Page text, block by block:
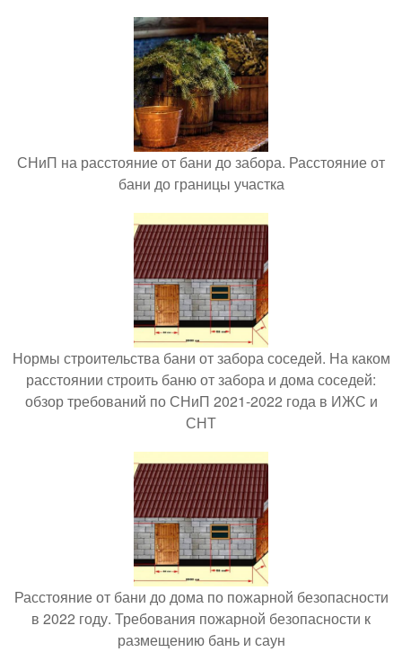
СНиП на расстояние от бани до забора. Расстояние от
бани до границы участка
Нормы строительства бани от забора соседей. На каком
расстоянии строить баню от забора и дома соседей:
обзор требований по СНиП 2021-2022 года в ИЖС и
СНТ
Расстояние от бани до дома по пожарной безопасности
в 2022 году. Требования пожарной безопасности к
размещению бань и саун